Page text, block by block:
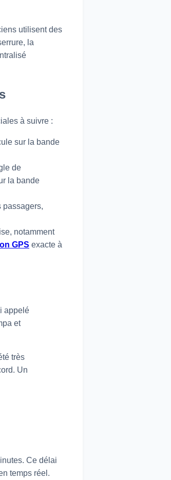
utilisent des
la
à suivre :
sur la bande
de
la bande
passagers,
notamment
GPS exacte à
appelé
et
très
Un
Ce délai
temps réel.